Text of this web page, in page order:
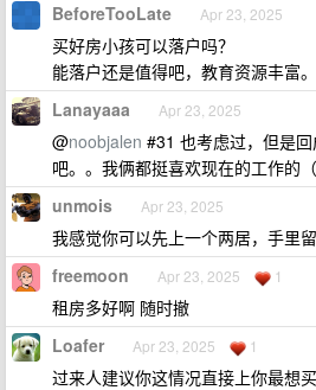
BeforeTooLate Apr 23, 2025
买好房小孩可以落户吗？
能落户还是值得吧，教育资源丰富。
Lanayaaa Apr 23, 2025
@noobjalen #31 也考虑过，但是
吧。。我俩都挺喜欢现在的工作的
unmois Apr 23, 2025
我感觉你可以先上一个两居，手里
freemoon Apr 23, 2025 1
租房多好啊 随时撤
Loafer Apr 23, 2025 1
过来人建议你这情况直接上你最想